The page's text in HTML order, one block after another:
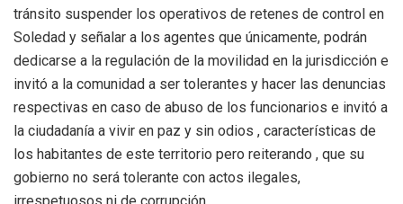
tránsito suspender los operativos de retenes de control en
Soledad y señalar a los agentes que únicamente, podrán
dedicarse a la regulación de la movilidad en la jurisdicción e
invitó a la comunidad a ser tolerantes y hacer las denuncias
respectivas en caso de abuso de los funcionarios e invitó a
la ciudadanía a vivir en paz y sin odios , características de
los habitantes de este territorio pero reiterando , que su
gobierno no será tolerante con actos ilegales,